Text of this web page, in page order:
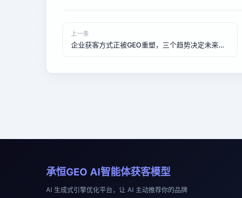
上一条
企业获客方式正被GEO重塑，三个趋势决定未来竞争格局
承恒GEO AI智能体获客模型
AI 生成式引擎优化平台，让 AI 主动推荐你的品牌